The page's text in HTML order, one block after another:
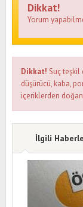
Dikkat!
Yorum
Dikkat! Suç teşkil
düşürücü, kaba,
içeriklerden
İlgili